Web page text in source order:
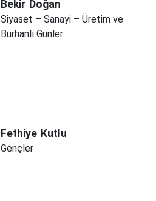
Bekir Doğan
Siyaset – Sanayi – Üretim ve
Burhanlı Günler
Fethiye Kutlu
Gençler